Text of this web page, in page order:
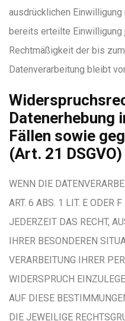
ausdrücklichen
bereits erteilte
Rechtmäßigkeit der bis
Datenverarbeitung bleibt
Datenerhebung
Fällen sowie
(Art. 21 DSGVO)
WENN DIE
ART. 6 ABS. 1 LIT. E ODER
JEDERZEIT DAS RECHT,
IHRER BESONDEREN
VERARBEITUNG IHRER
WIDERSPRUCH
AUF DIESE
DIE JEWEILIGE